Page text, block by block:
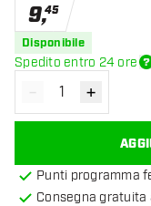
9,45
Disponibile
Spedito entro 24 ore
Diminuisci quantità
- Aumenta
+
Punti programma
Consegna